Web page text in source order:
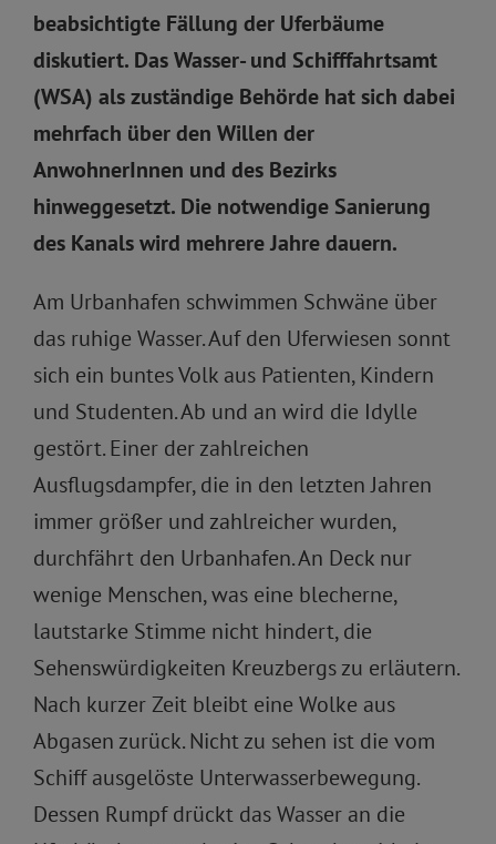
beabsichtigte Fällung der Uferbäume
diskutiert. Das Wasser- und Schifffahrtsamt
(WSA) als zuständige Behörde hat sich dabei
mehrfach über den Willen der
AnwohnerInnen und des Bezirks
hinweggesetzt. Die notwendige Sanierung
des Kanals wird mehrere Jahre dauern.
Am Urbanhafen schwimmen Schwäne über
das ruhige Wasser. Auf den Uferwiesen sonnt
sich ein buntes Volk aus Patienten, Kindern
und Studenten. Ab und an wird die Idylle
gestört. Einer der zahlreichen
Ausflugsdampfer, die in den letzten Jahren
immer größer und zahlreicher wurden,
durchfährt den Urbanhafen. An Deck nur
wenige Menschen, was eine blecherne,
lautstarke Stimme nicht hindert, die
Sehenswürdigkeiten Kreuzbergs zu erläutern.
Nach kurzer Zeit bleibt eine Wolke aus
Abgasen zurück. Nicht zu sehen ist die vom
Schiff ausgelöste Unterwasserbewegung.
Dessen Rumpf drückt das Wasser an die